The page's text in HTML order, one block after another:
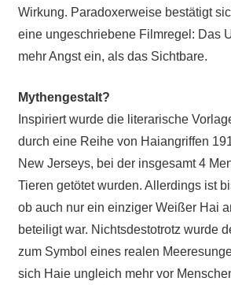
Wirkung. Paradoxerweise bestätigt
eine ungeschriebene Filmregel: Das
mehr Angst ein, als das Sichtbare.
Mythengestalt?
Inspiriert wurde die literarische
durch eine Reihe von Haiangriffen
New Jerseys, bei der insgesamt 4
Tieren getötet wurden. Allerdings ist
ob auch nur ein einziger Weißer Hai
beteiligt war. Nichtsdestotrotz wurde
zum Symbol eines realen
sich Haie ungleich mehr vor